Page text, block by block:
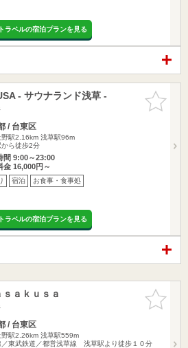
ラベルの宿泊プランを見る
お気に入
りに追加
- サウナランド浅草 -
/ 台東区
野駅2.16km 浅草駅96m
から徒歩2分
間 9:00～23:00
金 16,000円～
宿泊 お食事・食事処
ラベルの宿泊プランを見る
お気に入
りに追加
ａｋｕｓａ
/ 台東区
野駅2.26km 浅草駅559m
／東武鉄道／都営浅草線 浅草駅より徒歩１０分